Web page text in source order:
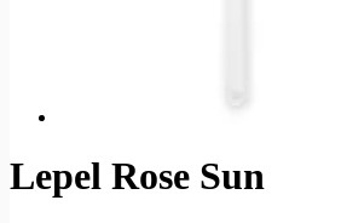
Lepel Rose Sun